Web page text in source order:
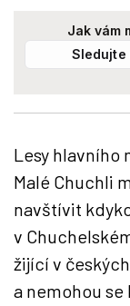
Jak vám
Sledujte
Lesy hlavního
Malé Chuchli
navštívit
v
žijící v
a nemohou